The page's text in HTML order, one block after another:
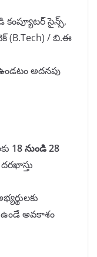
కంప్యూటర్ సైన్స్,
/ బి.ఈ
అదనపు
18నుండి28
అవకాశం